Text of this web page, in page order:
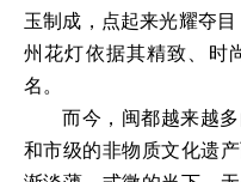
玉制成，点起来光耀夺
州花灯依据其精致、时
名。
而今，闽都越来越
和市级的非物质文化遗